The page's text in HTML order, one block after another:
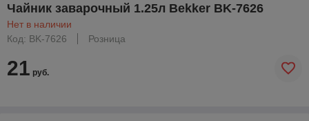
Чайник заварочный 1.25л Bekker BK-7626
Нет в наличии
Код: BK-7626
Розница
21 руб.